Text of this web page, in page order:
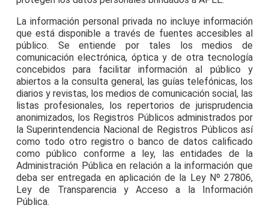
La información personal privada no incluye información
que está disponible a través de fuentes accesibles al
público. Se entiende por tales los medios de
comunicación electrónica, óptica y de otra tecnología
concebidos para facilitar información al público y
abiertos a la consulta general, las guías telefónicas, los
diarios y revistas, los medios de comunicación social, las
listas profesionales, los repertorios de jurisprudencia
anonimizados, los Registros Públicos administrados por
la Superintendencia Nacional de Registros Públicos así
como todo otro registro o banco de datos calificado
como público conforme a ley, las entidades de la
Administración Pública en relación a la información que
deba ser entregada en aplicación de la Ley Nº 27806,
Ley de Transparencia y Acceso a la Información
Pública.